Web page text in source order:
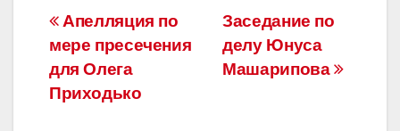
e
b
o
o
er
a
а
в
и
Навигация
по
записям
Заседание по
делу Юнуса
Машарипова
Апелляция по
мере пресечения
для Олега
Приходько